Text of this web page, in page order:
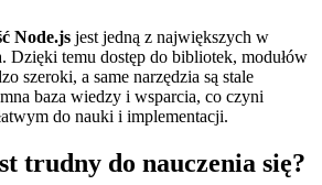
Node.js jest jedną z największych w
Dzięki temu dostęp do bibliotek, modułów
szeroki, a same narzędzia są stale
baza wiedzy i wsparcia, co czyni
do nauki i implementacji.
trudny do nauczenia się?